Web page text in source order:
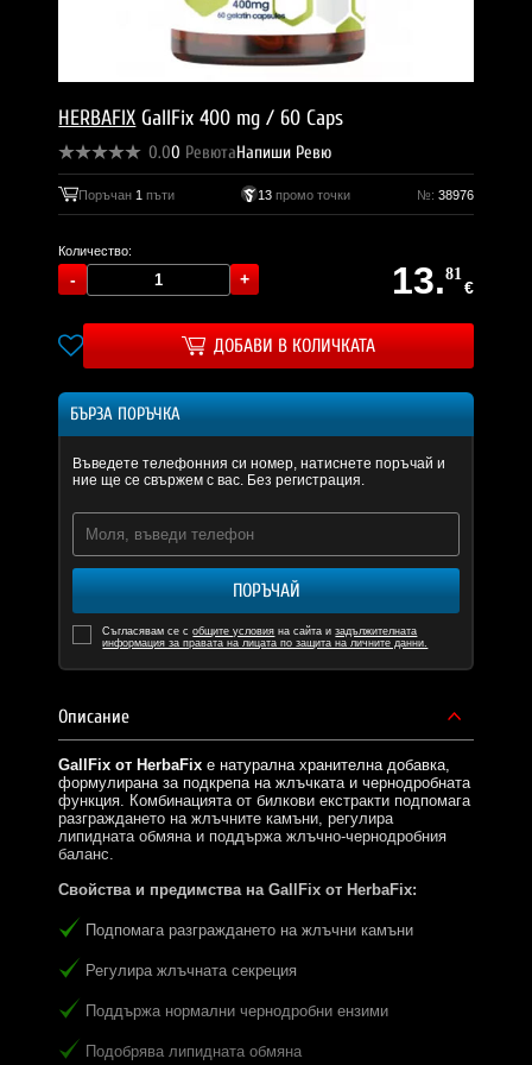
HERBAFIX GallFix 400 mg / 60 Caps
0.00 РевютаНапиши Ревю
Поръчан 1 пъти 13промо точки №: 38976
Количество:
13.81
€
ДОБАВИ В КОЛИЧКАТА
БЪРЗА ПОРЪЧКА
Въведете телефонния си номер, натиснете поръчай и
ние ще се свържем с вас. Без регистрация.
ПОРЪЧАЙ
Съгласявам се собщите условия на сайта изадължителната
информация за правата на лицата по защита на личните данни.
Описание
GallFix от HerbaFix е натурална хранителна добавка,
формулирана за подкрепа на жлъчката и чернодробната
функция. Комбинацията от билкови екстракти подпомага
разграждането на жлъчните камъни, регулира
липидната обмяна и поддържа жлъчно-чернодробния
баланс.
Свойства и предимства на GallFix от HerbaFix:
Подпомага разграждането на жлъчни камъни
Регулира жлъчната секреция
Поддържа нормални чернодробни ензими
Подобрява липидната обмяна